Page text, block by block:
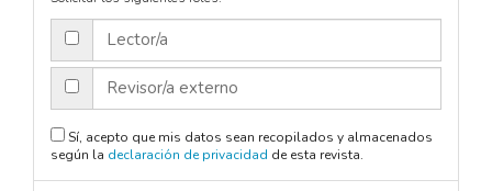
Lector/a
Revisor/a externo
según la declaración de privacidad de esta revista.